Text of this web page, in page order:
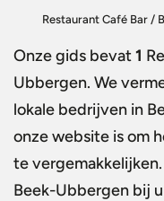
Restaurant Café Bar/
Onze gids bevat1
Ubbergen. We
lokale bedrijven in
onze website is om
te
Beek-Ubbergen bij